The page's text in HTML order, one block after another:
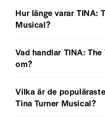
Hur länge varar TINA:
Musical?
Vad handlar TINA:
om?
Vilka är de
Tina Turner Musical?